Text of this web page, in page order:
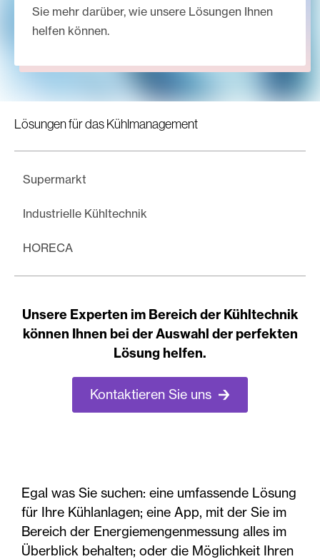
Sie mehr darüber, wie unsere Lösungen Ihnen
helfen können.
Lösungen für das Kühlmanagement
Supermarkt
Industrielle Kühltechnik
HORECA
Unsere Experten im Bereich der Kühltechnik
können Ihnen bei der Auswahl der perfekten
Lösung helfen.
Kontaktieren Sie uns
Egal was Sie suchen: eine umfassende Lösung
für Ihre Kühlanlagen; eine App, mit der Sie im
Bereich der Energiemengenmessung alles im
Überblick behalten; oder die Möglichkeit Ihren